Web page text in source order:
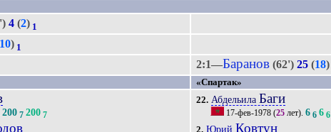
4 (2) 1
10) 1
2:1—Баранов (62')25 (18)
«Спартак»
200 7 200 7
22. Абдельила Баги
17-фев-1978 (25 лет).6 6 6 6
ЮрийКовтун